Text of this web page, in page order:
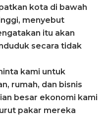
kota di bawah
menyebut
itu akan
secara tidak
kami untuk
rumah, dan bisnis
besar ekonomi kami
pakar mereka